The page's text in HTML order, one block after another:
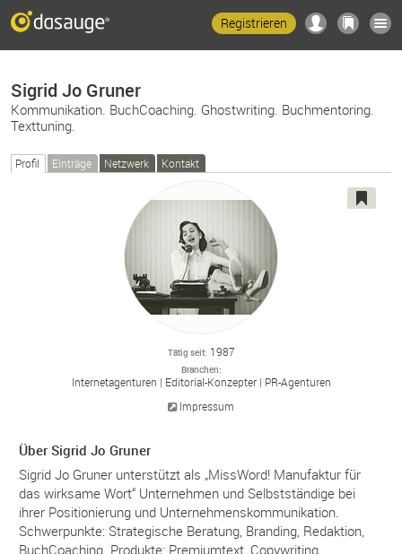
Registrieren
Sigrid Jo Gruner
Kommunikation. BuchCoaching. Ghostwriting. Buchmentoring.
Texttuning.
Profil Einträge Netzwerk Kontakt
Tätig seit 1987
Branchen
Internetagenturen Editorial-Konzepter PR-Agenturen
Impressum
Über Sigrid Jo Gruner
Sigrid Jo Gruner unterstützt als „MissWord! Manufaktur für
das wirksame Wort“ Unternehmen und Selbstständige bei
ihrer Positionierung und Unternehmenskommunikation.
Schwerpunkte: Strategische Beratung, Branding, Redaktion,
BuchCoaching. Produkte: Premiumtext, Copywriting,